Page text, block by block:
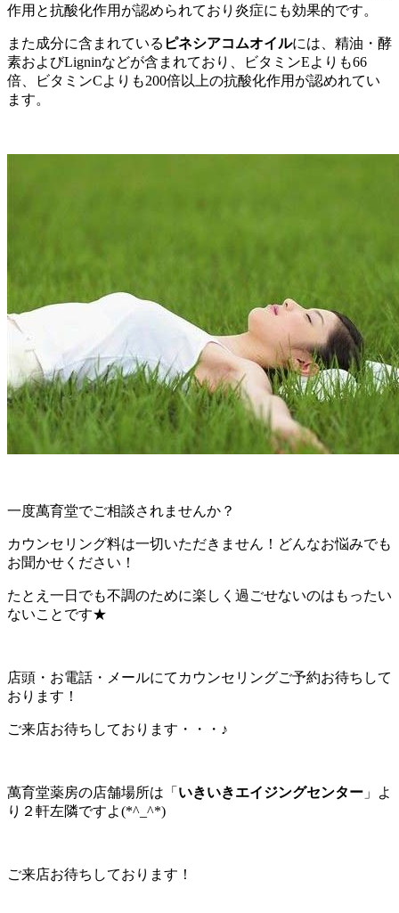
作用と抗酸化作用が認められており炎症にも効果的です。
また成分に含まれている ピネシアコムオイルには、精油・酵
素およびLigninなどが含まれており、ビタミンEよりも66
倍、ビタミンCよりも200倍以上の抗酸化作用が認めれてい
ます。
一度萬育堂でご相談されませんか？
カウンセリング料は一切いただきません！どんなお悩みでも
お聞かせください！
たとえ一日でも不調のために楽しく過ごせないのはもったい
ないことです★
店頭・お電話・メールにてカウンセリングご予約お待ちして
おります！
ご来店お待ちしております・・・♪
萬育堂薬房の店舗場所は「 いきいきエイジングセンター 」よ
り２軒左隣ですよ(*^_^*)
ご来店お待ちしております！